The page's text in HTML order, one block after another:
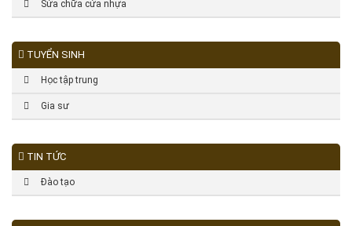
Sửa chữa cửa nhựa
TUYỂN SINH
Học tập trung
Gia sư
TIN TỨC
Đào tạo